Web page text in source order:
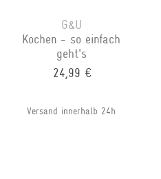
G&U
Kochen - so einfach
geht's
24,99 €
Versand innerhalb 24h